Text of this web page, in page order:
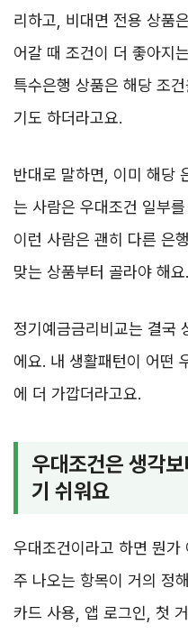
리하고, 비대면 전용 상품
어갈 때 조건이 더 좋아지
특수은행 상품은 해당 조
기도 하더라고요.
반대로 말하면, 이미 해당
는 사람은 우대조건 일부
이런 사람은 괜히 다른 은
맞는 상품부터 골라야 해요.
정기예금금리비교는 결국
에요. 내 생활패턴이 어떤
에 더 가깝더라고요.
우대조건은 생각
기 쉬워요
우대조건이라고 하면 뭔
주 나오는 항목이 거의 정
카드 사용, 앱 로그인, 첫